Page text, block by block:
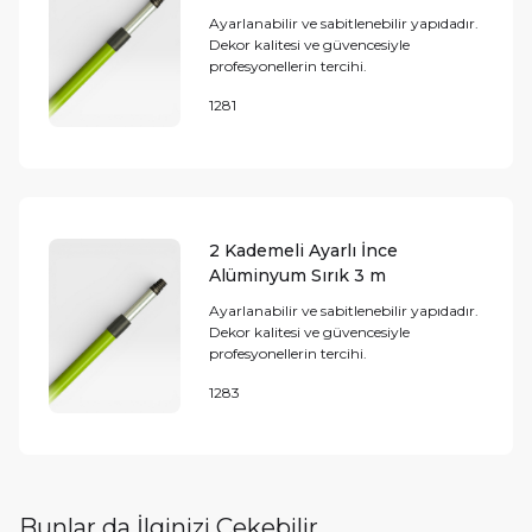
Ayarlanabilir ve sabitlenebilir yapıdadır.
Dekor kalitesi ve güvencesiyle
profesyonellerin tercihi.
1281
2 Kademeli Ayarlı İnce
Alüminyum Sırık 3 m
Ayarlanabilir ve sabitlenebilir yapıdadır.
Dekor kalitesi ve güvencesiyle
profesyonellerin tercihi.
1283